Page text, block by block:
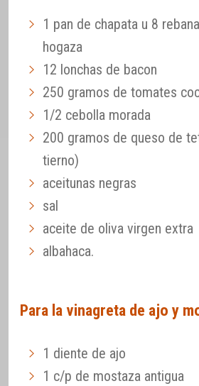
1 pan de chapata u 8
hogaza
12 lonchas de bacon
250 gramos de tomates
1/2 cebolla morada
200 gramos de queso de
tierno)
aceitunas negras
sal
aceite de oliva virgen extra
albahaca.
Para la vinagreta de ajo y
1 diente de ajo
1 c/p de mostaza antigua